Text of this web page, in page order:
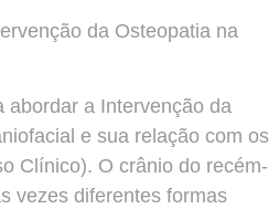
da Osteopatia na
abordar a Intervenção da
e sua relação com os
Clínico). O crânio do recém-
vezes diferentes formas